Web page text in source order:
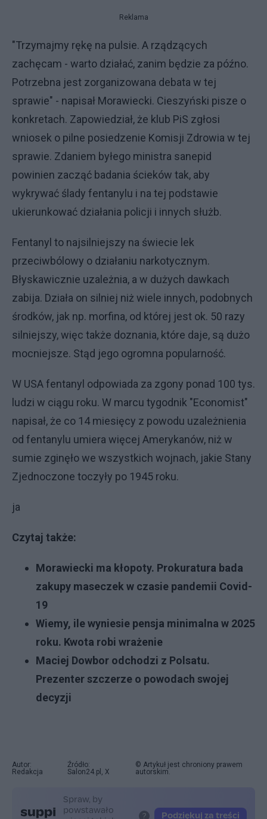
Reklama
"Trzymajmy rękę na pulsie. A rządzących
zachęcam - warto działać, zanim będzie za późno.
Potrzebna jest zorganizowana debata w tej
sprawie" - napisał Morawiecki. Cieszyński pisze o
konkretach. Zapowiedział, że klub PiS zgłosi
wniosek o pilne posiedzenie Komisji Zdrowia w tej
sprawie. Zdaniem byłego ministra sanepid
powinien zacząć badania ścieków tak, aby
wykrywać ślady fentanylu i na tej podstawie
ukierunkować działania policji i innych służb.
Fentanyl to najsilniejszy na świecie lek
przeciwbólowy o działaniu narkotycznym.
Błyskawicznie uzależnia, a w dużych dawkach
zabija. Działa on silniej niż wiele innych, podobnych
środków, jak np. morfina, od której jest ok. 50 razy
silniejszy, więc także doznania, które daje, są dużo
mocniejsze. Stąd jego ogromna popularność.
W USA fentanyl odpowiada za zgony ponad 100 tys.
ludzi w ciągu roku. W marcu tygodnik "Economist"
napisał, że co 14 miesięcy z powodu uzależnienia
od fentanylu umiera więcej Amerykanów, niż w
sumie zginęło we wszystkich wojnach, jakie Stany
Zjednoczone toczyły po 1945 roku.
ja
Czytaj także:
Morawiecki ma kłopoty. Prokuratura bada
zakupy maseczek w czasie pandemii Covid-
19
Wiemy, ile wyniesie pensja minimalna w 2025
roku. Kwota robi wrażenie
Maciej Dowbor odchodzi z Polsatu.
Prezenter szczerze o powodach swojej
decyzji
Autor:
Redakcja
Źródło:
Salon24.pl, X
© Artykuł jest chroniony prawem
autorskim.